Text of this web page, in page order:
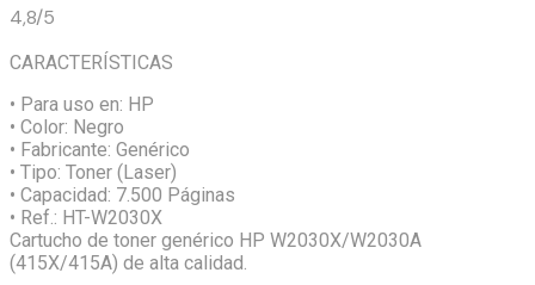
4,8/5
CARACTERÍSTICAS
• Para uso en: HP
• Color: Negro
• Fabricante: Genérico
• Tipo: Toner (Laser)
• Capacidad: 7.500 Páginas
• Ref.: HT-W2030X
Cartucho de toner genérico HP W2030X/W2030A
(415X/415A) de alta calidad.